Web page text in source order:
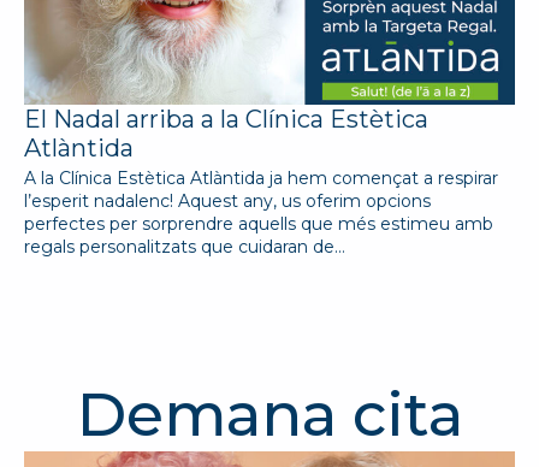
El Nadal arriba a la Clínica Estètica
Atlàntida
A la Clínica Estètica Atlàntida ja hem començat a respirar
l’esperit nadalenc! Aquest any, us oferim opcions
perfectes per sorprendre aquells que més estimeu amb
regals personalitzats que cuidaran de…
Demana cita